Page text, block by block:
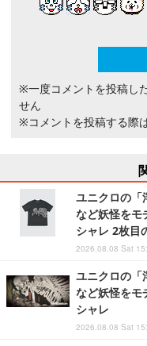
※一度コメントを投稿し
せん
※コメントを投稿する際
ユニクロの「
など妖怪をモ
シャレ 2枚目
2026.08.08 Sat
ユニクロの「
など妖怪をモ
シャレ
2026.08.08 Sat